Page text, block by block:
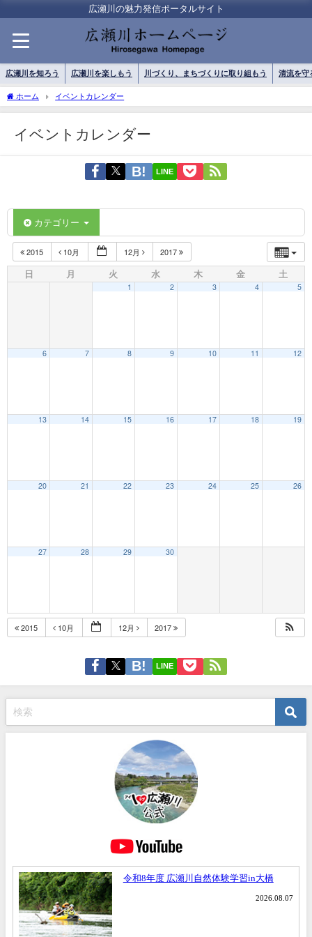
広瀬川の魅力発信ポータルサイト
広瀬川を知ろう 広瀬川を楽しもう 川づくり、まちづくりに取り組もう 清流を守
ホーム イベントカレンダー
イベントカレンダー
LINE
カテゴリー
2015 10月 12月 2017
日 月 火 水 木 金 土
1 2 3 4 5
6 7 8 9 10 11 12
13 14 15 16 17 18 19
20 21 22 23 24 25 26
27 28 29 30
2015 10月 12月 2017
LINE